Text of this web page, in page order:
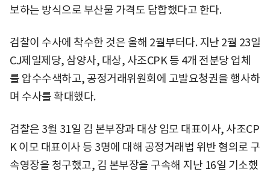
보하는 방식으로 부산물 가격도 담합했다고 한다.
검찰이 수사에 착수한 것은 올해 2월부터다. 지난 2월 23일
CJ제일제당, 삼양사, 대상, 사조CPK 등 4개 전분당 업체
를 압수수색하고, 공정거래위원회에 고발요청권을 행사하
며 수사를 확대했다.
검찰은 3월 31일 김 본부장과 대상 임모 대표이사, 사조CP
K 이모 대표이사 등 3명에 대해 공정거래법 위반 혐의로 구
속영장을 청구했고, 김 본부장을 구속해 지난 16일 기소했